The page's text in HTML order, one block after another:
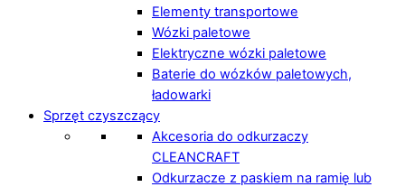
Elementy transportowe
Wózki paletowe
Elektryczne wózki paletowe
Baterie do wózków paletowych,
ładowarki
Sprzęt czyszczący
Akcesoria do odkurzaczy
CLEANCRAFT
Odkurzacze z paskiem na ramię lub